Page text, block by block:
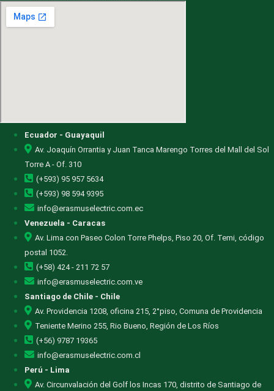
Ecuador - Guayaquil
Av. Joaquín Orrantia y Juan Tanca Marengo Torres del Mall del Sol
Torre A - Of. 310
(+593) 95 957 5634
(+593) 98 594 9395
info@erasmuselectric.com.ec
Venezuela - Caracas
Av. Lima con Paseo Colon Torre Phelps, Piso 20, Of. Temi, código
postal 1052.
(+58) 424 - 211 72 57
info@erasmuselectric.com.ve
Santiago de Chile - Chile
Av. Providencia 1208, oficina 215, 2°piso, Comuna de Providencia
Teniente Merino 255, Rio Bueno, Región de Los Ríos
(+56) 9787 19365
info@erasmuselectric.com.cl
Perú - Lima
Av. Circunvalación del Golf los Incas 170, distrito de Santiago de